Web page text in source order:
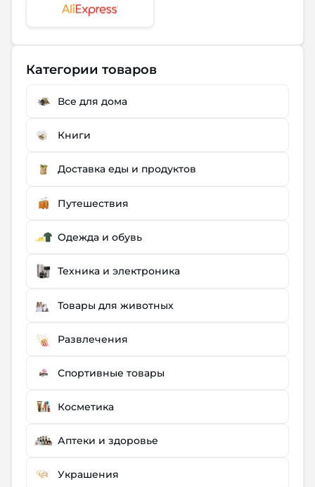
Категории товаров
Все для дома
Книги
Доставка еды и продуктов
Путешествия
Одежда и обувь
Техника и электроника
Товары для животных
Развлечения
Спортивные товары
Косметика
Аптеки и здоровье
Украшения